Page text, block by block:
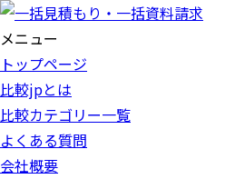
メニュー
トップページ
比較jpとは
比較カテゴリー一覧
よくある質問
会社概要